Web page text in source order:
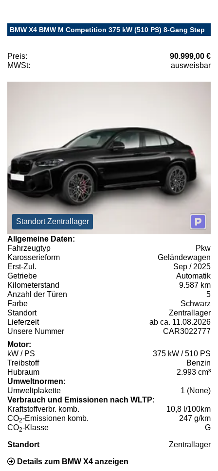
BMW X4 BMW M Competition 375 kW (510 PS) 8-Gang Step
Preis:
90.999,00 €
MWSt:
ausweisbar
Standort Zentrallager
Allgemeine Daten:
Fahrzeugtyp
Pkw
Karosserieform
Geländewagen
Erst-Zul.
Sep / 2025
Getriebe
Automatik
Kilometerstand
9.587 km
Anzahl der Türen
5
Farbe
Schwarz
Standort
Zentrallager
Lieferzeit
ab ca. 11.08.2026
Unsere Nummer
CAR3022777
Motor:
kW / PS
375 kW / 510 PS
Treibstoff
Benzin
Hubraum
2.993 cm³
Umweltnormen:
Umweltplakette
1 (None)
Verbrauch und Emissionen nach WLTP:
Kraftstoffverbr. komb.
10,8 l/100km
CO2-Emissionen komb.
247 g/km
CO2-Klasse G
Standort Zentrallager
Details zum BMW X4 anzeigen